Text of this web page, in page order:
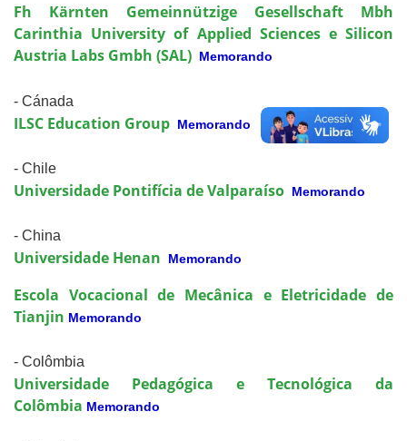
Fh Kärnten Gemeinnützige Gesellschaft Mbh
Carinthia University of Applied Sciences e Silicon
Austria Labs Gmbh (SAL) Memorando
- Cánada
ILSC Education Group Memorando
- Chile
Universidade Pontifícia de Valparaíso Memorando
- China
Universidade Henan Memorando
Escola Vocacional de Mecânica e Eletricidade de
Tianjin Memorando
- Colômbia
Universidade Pedagógica e Tecnológica da
Colômbia Memorando